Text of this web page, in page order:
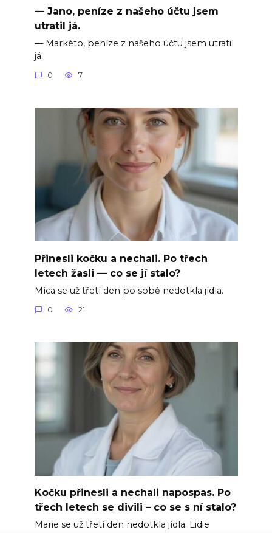
— Jano, peníze z našeho účtu jsem
utratil já.
— Markéto, peníze z našeho účtu jsem utratil
já.
0 7
Přinesli kočku a nechali. Po třech
letech žasli — co se jí stalo?
Míca se už třetí den po sobě nedotkla jídla.
0 21
Kočku přinesli a nechali napospas. Po
třech letech se divili – co se s ní stalo?
Marie se už třetí den nedotkla jídla. Lidie